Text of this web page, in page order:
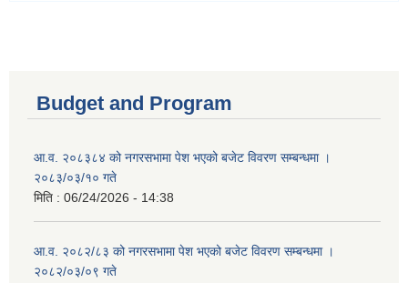
Budget and Program
आ.व. २०८३८४ को नगरसभामा पेश भएको बजेट विवरण सम्बन्धमा ।
२०८३/०३/१० गते
मिति : 06/24/2026 - 14:38
आ.व. २०८२/८३ को नगरसभामा पेश भएको बजेट विवरण सम्बन्धमा ।
२०८२/०३/०९ गते